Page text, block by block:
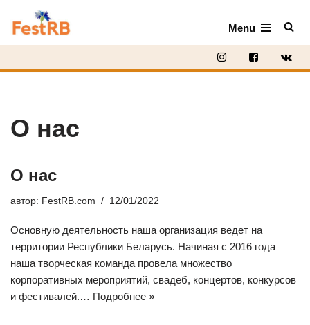
Перейти
содержимому
Menu
О нас
О нас
автор: FestRB.com 12/01/2022
Основную деятельность наша организация ведет на
территории Республики Беларусь. Начиная с 2016 года
наша творческая команда провела множество
корпоративных мероприятий, свадеб, концертов, конкурсов
и фестивалей.… Подробнее »